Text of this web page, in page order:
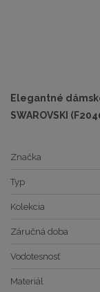
Elegantné
SWAROVSKI
Značka
Typ
Kolekcia
Záručná doba
Vodotesnosť
Materiál